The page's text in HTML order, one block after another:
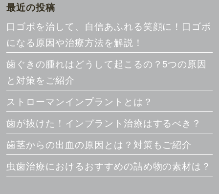
最近の投稿
口ゴボを治して、自信あふれる笑顔に！口ゴボ
になる原因や治療方法を解説！
歯ぐきの腫れはどうして起こるの？5つの原因
と対策をご紹介
ストローマンインプラントとは？
歯が抜けた！インプラント治療はするべき？
歯茎からの出血の原因とは？対策もご紹介
虫歯治療におけるおすすめの詰め物の素材は？